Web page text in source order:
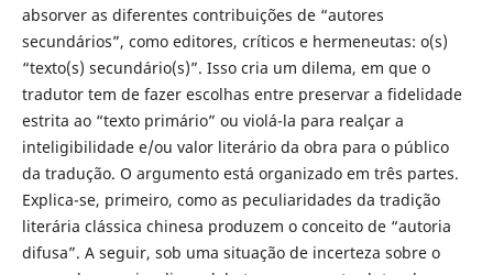
absorver as diferentes contribuições de “autores
secundários”, como editores, críticos e hermeneutas: o(s)
“texto(s) secundário(s)”. Isso cria um dilema, em que o
tradutor tem de fazer escolhas entre preservar a fidelidade
estrita ao “texto primário” ou violá-la para realçar a
inteligibilidade e/ou valor literário da obra para o público
da tradução. O argumento está organizado em três partes.
Explica-se, primeiro, como as peculiaridades da tradição
literária clássica chinesa produzem o conceito de “autoria
difusa”. A seguir, sob uma situação de incerteza sobre o